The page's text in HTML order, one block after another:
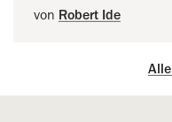
von Robert Ide